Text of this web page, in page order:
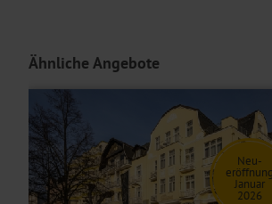
Doppelzimmer Komfort
Einzelzimmer Standard bzw. Komfortbieten
Hoteleinrichtungen und Zimmerausstattung teilweise
Ähnliche Angebote
Neu-
eröffnung
Januar
2026